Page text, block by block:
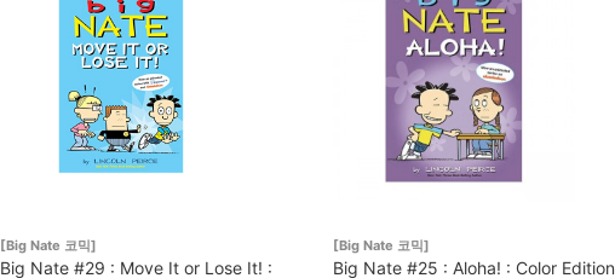
[Big Nate 코믹]
Big Nate #29 : Move It or Lose It! :
[Big Nate 코믹]
Big Nate #25 : Aloha! : Color Edition